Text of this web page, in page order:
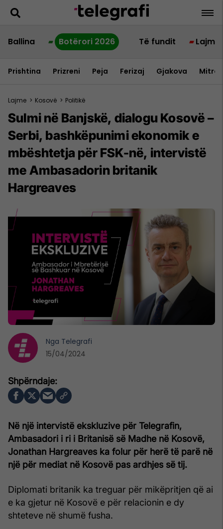
Ballina Botërori 2026 Të fundit Lajme
Prishtina Prizreni Peja Ferizaj Gjakova
Lajme > Kosovë > Politikë
Sulmi në Banjskë, dialogu Kosovë –
Serbi, bashkëpunimi ekonomik e
mbështetja për FSK-në, intervistë
me Ambasadorin britanik
Hargreaves
Në një intervistë ekskluzive për Telegrafin,
Ambasadori i ri i Britanisë së Madhe në Kosovë,
Jonathan Hargreaves ka folur për herë të parë në
një për mediat në Kosovë pas ardhjes së tij.
Diplomati britanik ka treguar për mikëpritjen që ai
e ka gjetur në Kosovë e për relacionin e dy
shteteve në shumë fusha.
Nga Telegrafi
15/04/2024